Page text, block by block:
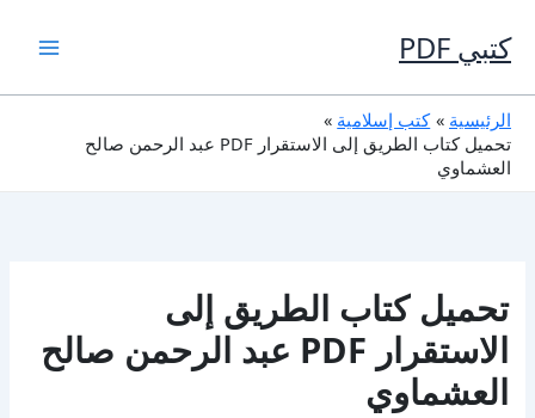
إلى
المحتوى
كتبي PDF
الرئيسية
كتب إسلامية
تحميل كتاب الطريق إلى الاستقرار PDF عبد الرحمن صالح
العشماوي
تحميل كتاب الطريق إلى
الاستقرار PDF عبد الرحمن صالح
العشماوي